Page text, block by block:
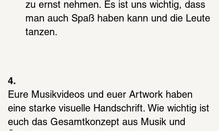
zu ernst nehmen. Es ist uns wichtig, dass
man auch Spaß haben kann und die Leute
tanzen.
4.
Eure Musikvideos und euer Artwork haben
eine starke visuelle Handschrift. Wie wichtig ist
euch das Gesamtkonzept aus Musik und